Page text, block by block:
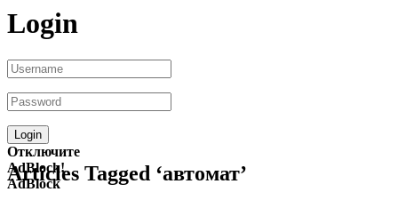
Login
Отключите
AdBlock!
AdBlock
Articles Tagged ‘автомат’